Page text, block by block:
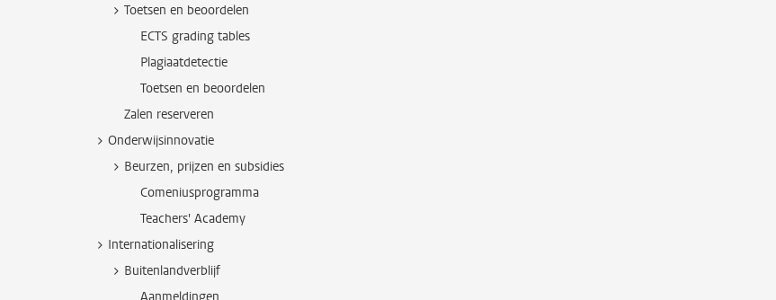
Toetsen en beoordelen
ECTS grading tables
Plagiaatdetectie
Toetsen en beoordelen
Zalen reserveren
Onderwijsinnovatie
Beurzen, prijzen en subsidies
Comeniusprogramma
Teachers' Academy
Internationalisering
Buitenlandverblijf